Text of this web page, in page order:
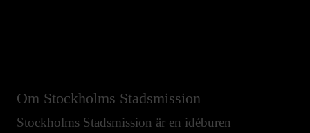
Om Stockholms Stadsmission
Stockholms Stadsmission är en idéburen